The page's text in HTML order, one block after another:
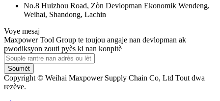
No.8 Huizhou Road, Zòn Devlopman Ekonomik Wendeng,
Weihai, Shandong, Lachin
Voye mesaj
Maxpower Tool Group te toujou angaje nan devlopman ak
pwodiksyon zouti pyès ki nan konpitè
Soumèt
Copyright © Weihai Maxpower Supply Chain Co, Ltd Tout dwa
rezève.